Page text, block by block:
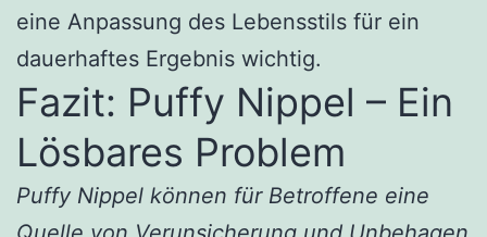
eine Anpassung des Lebensstils für ein
dauerhaftes Ergebnis wichtig.
Fazit: Puffy Nippel – Ein
Lösbares Problem
Puffy Nippel können für Betroffene eine